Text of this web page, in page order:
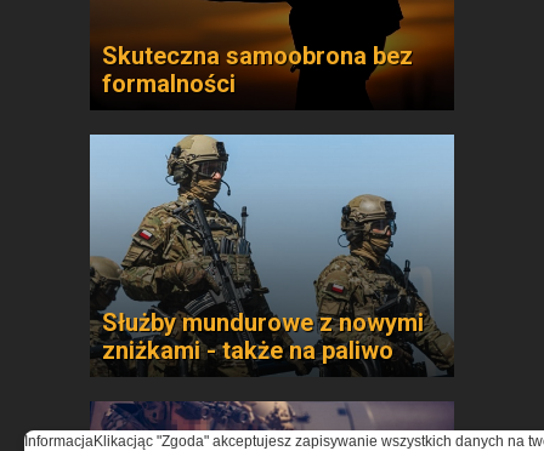
Skuteczna samoobrona bez
formalności
Służby mundurowe z nowymi
zniżkami - także na paliwo
InformacjaKlikacjąc "Zgoda" akceptujesz zapisywanie wszystkich danych na